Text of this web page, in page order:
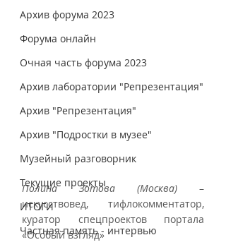
Архив форума 2023
Форума онлайн
Очная часть форума 2023
Архив лаборатории "Репрезентация"
Архив "Репрезентация"
Архив "Подростки в музее"
Музейный разговорник
Текущие проекты
ИТОГИ
Частная память - интервью
Полина Зотова (Москва) –
искусствовед, тифлокомментатор,
куратор спецпроектов портала
«Особый взгляд»